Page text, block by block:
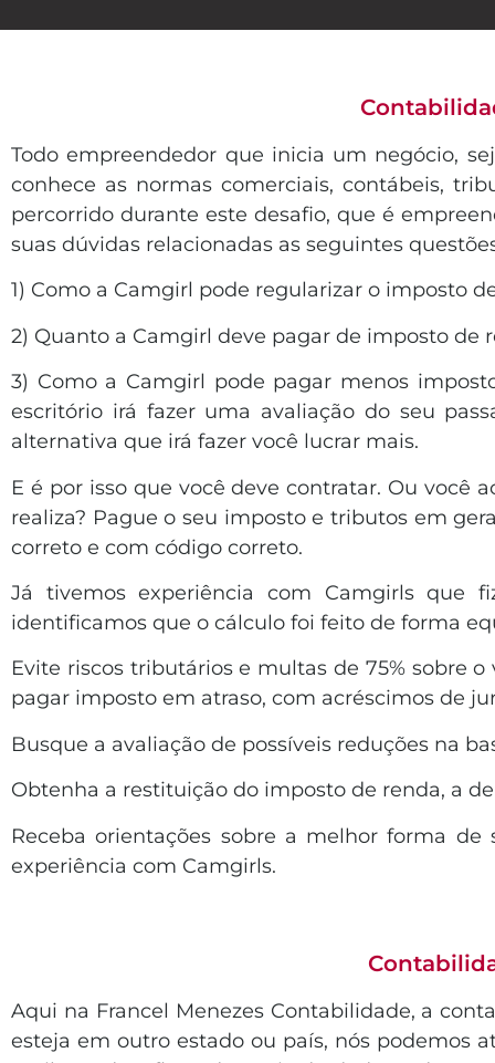
Todo empreendedor que inicia um negócio,
conhece as normas comerciais, contábeis,
percorrido durante este desafio, que é
suas dúvidas relacionadas as seguintes
1) Como a Camgirl pode regularizar o imposto
2) Quanto a Camgirl deve pagar de imposto de
3) Como a Camgirl pode pagar menos
escritório irá fazer uma avaliação do seu
alternativa que irá fazer você lucrar mais.
E é por isso que você deve contratar. Ou você
realiza? Pague o seu imposto e tributos em
correto e com código correto.
Já tivemos experiência com Camgirls que
identificamos que o cálculo foi feito de forma
Evite riscos tributários e multas de 75% sobre
pagar imposto em atraso, com acréscimos de
Busque a avaliação de possíveis reduções na
Obtenha a restituição do imposto de renda,
Receba orientações sobre a melhor forma
experiência com Camgirls.
Aqui na Francel Menezes Contabilidade, a
esteja em outro estado ou país, nós podemos